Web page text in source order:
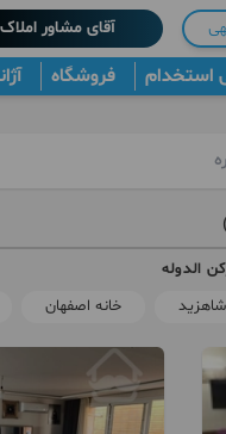
آقای مشاور املاک
استخدام فروشگاه
الدوله
شاهزید خانه اصفهان